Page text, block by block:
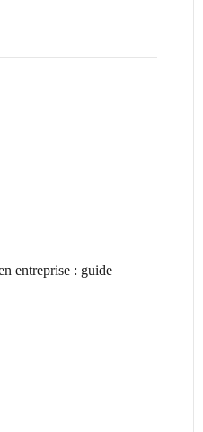
entreprise : guide